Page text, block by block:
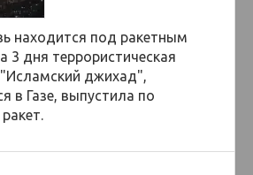
находится под ракетным
3 дня террористическая
"Исламский джихад",
в Газе, выпустила по